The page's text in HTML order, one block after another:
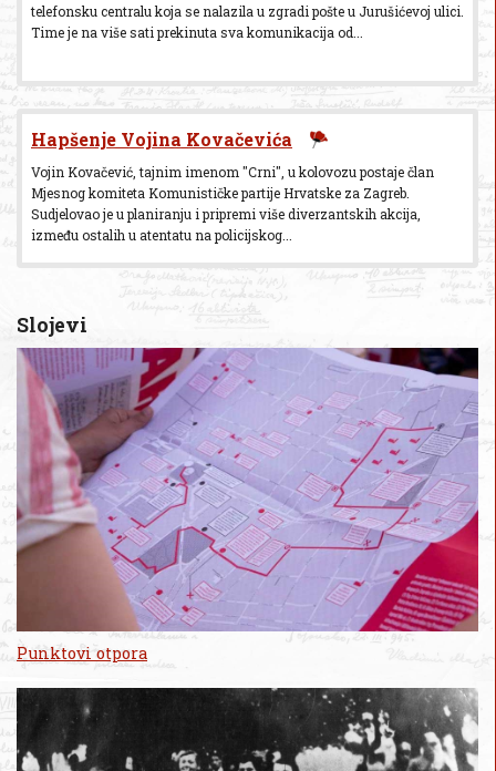
telefonsku centralu koja se nalazila u zgradi pošte u Jurušićevoj ulici.
Time je na više sati prekinuta sva komunikacija od...
Hapšenje Vojina Kovačevića
Vojin Kovačević, tajnim imenom "Crni", u kolovozu postaje član
Mjesnog komiteta Komunističke partije Hrvatske za Zagreb.
Sudjelovao je u planiranju i pripremi više diverzantskih akcija,
između ostalih u atentatu na policijskog...
Slojevi
Punktovi otpora